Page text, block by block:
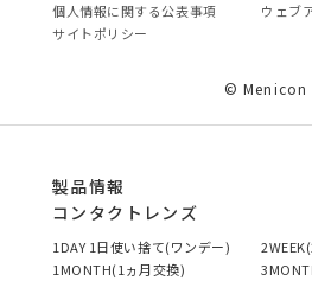
個⼈情報に関する公表事項
ウェブ
サイトポリシー
© Menicon
製品情報
コンタクトレンズ
1DAY 1日使い捨て(ワンデー)
1MONTH(1ヵ月交換)